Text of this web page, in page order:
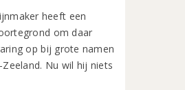
heeft een
om daar
op bij grote namen
Nu wil hij niets